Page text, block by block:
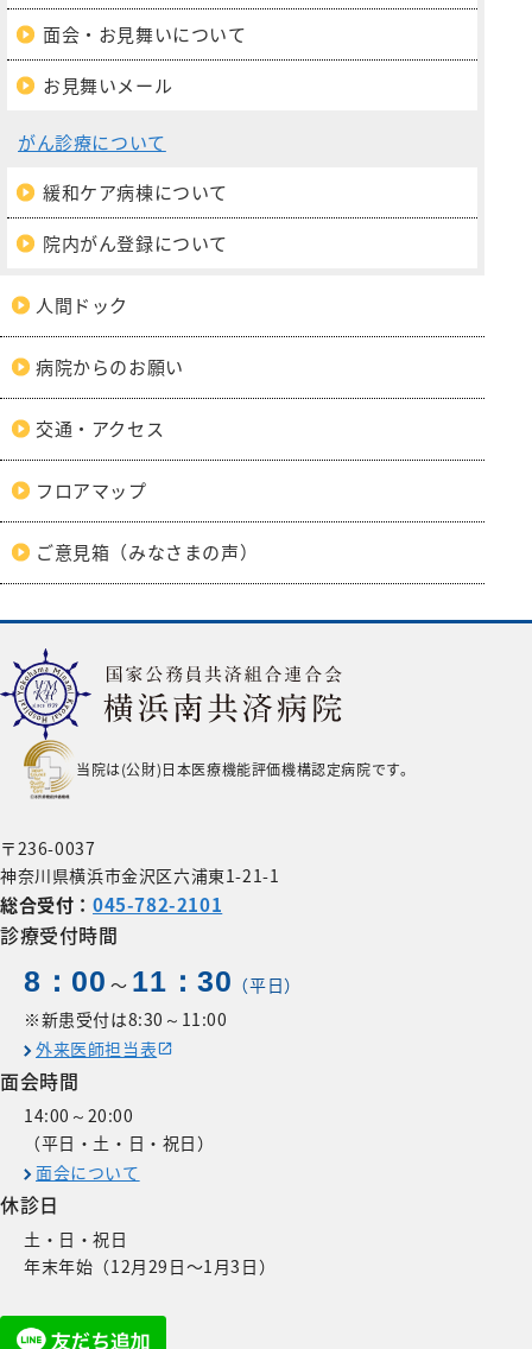
面会・お見舞いについて
お見舞いメール
がん診療について
緩和ケア病棟について
院内がん登録について
人間ドック
病院からのお願い
交通・アクセス
フロアマップ
ご意見箱（みなさまの声）
当院は(公財)日本医療機能評価機構認定病院です。
〒236-0037
神奈川県横浜市金沢区六浦東1-21-1
総合受付：045-782-2101
診療受付時間
8：00 〜 11：30 （平日）
※新患受付は8:30～11:00
外来医師担当表
面会時間
14:00～20:00
（平日・土・日・祝日）
面会について
休診日
土・日・祝日
年末年始（12月29日〜1月3日）